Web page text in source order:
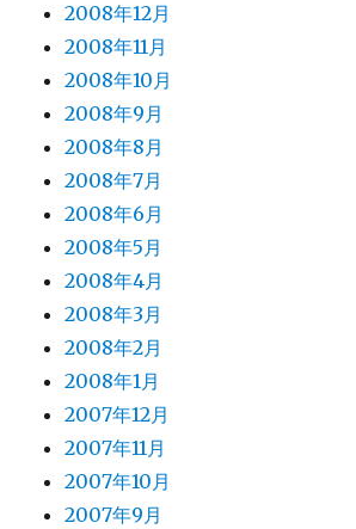
2008年12月
2008年11月
2008年10月
2008年9月
2008年8月
2008年7月
2008年6月
2008年5月
2008年4月
2008年3月
2008年2月
2008年1月
2007年12月
2007年11月
2007年10月
2007年9月